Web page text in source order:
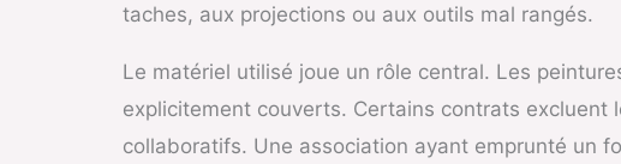
taches, aux projections ou aux outils mal rangés.
Le matériel utilisé joue un rôle central. Les
explicitement couverts. Certains contrats excluent
collaboratifs. Une association ayant emprunté un